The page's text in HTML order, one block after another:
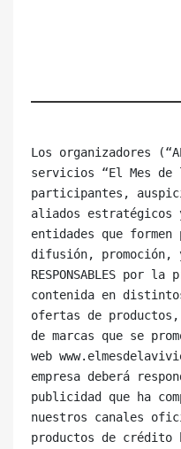
Los organizadores
servicios “El Mes de
participantes,
aliados estratégicos
entidades que
difusión, promoción,
RESPONSABLES por
contenida en
ofertas de
de marcas que se
web
empresa deberá
publicidad que ha
nuestros canales
productos de